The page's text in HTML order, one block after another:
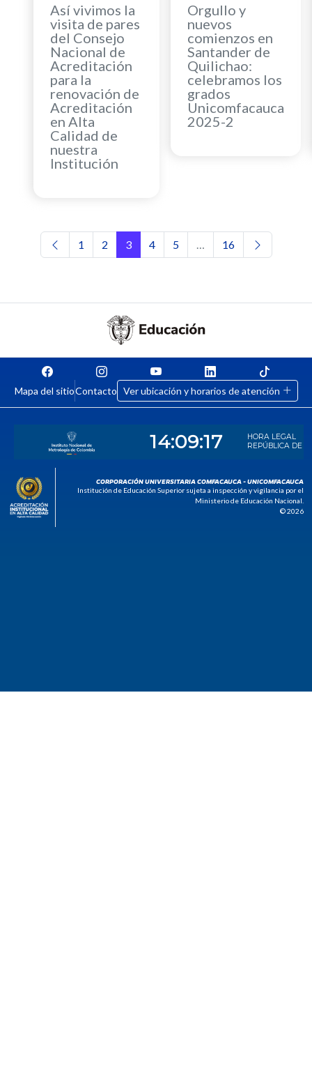
Así vivimos la
visita de pares
del Consejo
Nacional de
Acreditación
para la
renovación de
Acreditación
en Alta
Calidad de
nuestra
Institución
Orgullo y
nuevos
comienzos en
Santander de
Quilichao:
celebramos los
grados
Unicomfacauca
2025-2
Navegación de entradas
1 2 3 4 5 16
Mapa del sitioContacto Ver ubicación y horarios de atención
CORPORACIÓN UNIVERSITARIA COMFACAUCA - UNICOMFACAUCA
Institución de Educación Superior sujeta a inspección y vigilancia por el
Ministerio de Educación Nacional.
© 2026